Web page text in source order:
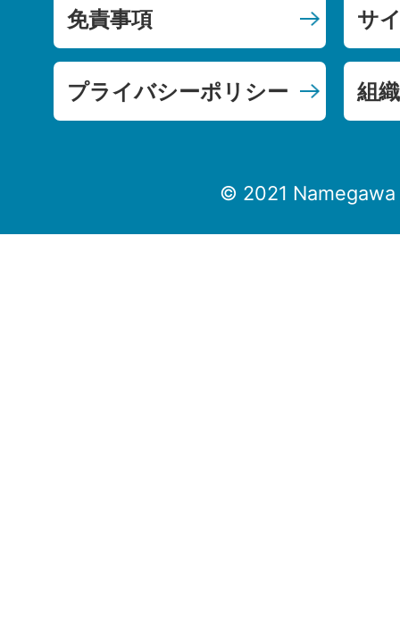
免責事項 サ
プライバシーポリシー 組
© 2021 Namegawa